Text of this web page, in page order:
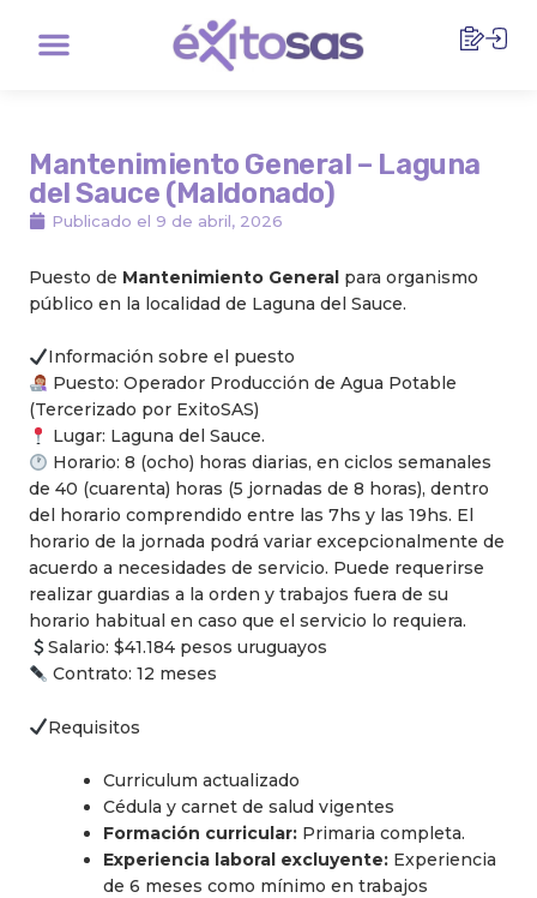
Menu
Mantenimiento General – Laguna
del Sauce (Maldonado)
Publicado el 9 de abril, 2026
Puesto de Mantenimiento General para organismo
público en la localidad de Laguna del Sauce.
Información sobre el puesto
Puesto: Operador Producción de Agua Potable
(Tercerizado por ExitoSAS)
Lugar: Laguna del Sauce.
Horario: 8 (ocho) horas diarias, en ciclos semanales
de 40 (cuarenta) horas (5 jornadas de 8 horas), dentro
del horario comprendido entre las 7hs y las 19hs. El
horario de la jornada podrá variar excepcionalmente de
acuerdo a necesidades de servicio. Puede requerirse
realizar guardias a la orden y trabajos fuera de su
horario habitual en caso que el servicio lo requiera.
Salario: $41.184 pesos uruguayos
Contrato: 12 meses
Requisitos
Curriculum actualizado
Cédula y carnet de salud vigentes
Formación curricular: Primaria completa.
Experiencia laboral excluyente: Experiencia
de 6 meses como mínimo en trabajos